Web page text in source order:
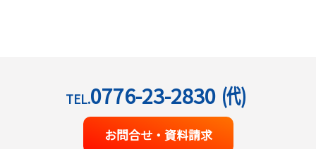
TEL.0776-23-2830 (代)
お問合せ・資料請求